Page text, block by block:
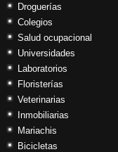
Droguerías
Colegios
Salud ocupacional
Universidades
Laboratorios
Floristerías
Veterinarias
Inmobiliarias
Mariachis
Bicicletas